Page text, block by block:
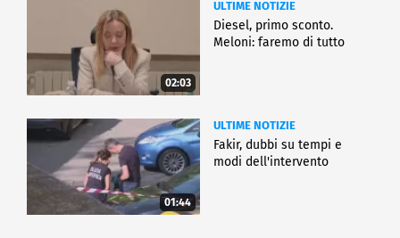
02:03
ULTIME NOTIZIE
Diesel, primo sconto.
Meloni: faremo di tutto
01:44
ULTIME NOTIZIE
Fakir, dubbi su tempi e
modi dell'intervento